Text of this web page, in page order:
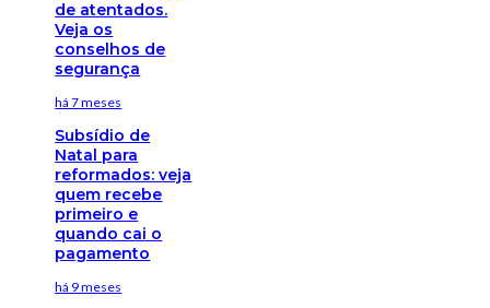
de atentados.
Veja os
conselhos de
segurança
há 7 meses
Subsídio de
Natal para
reformados: veja
quem recebe
primeiro e
quando cai o
pagamento
há 9 meses